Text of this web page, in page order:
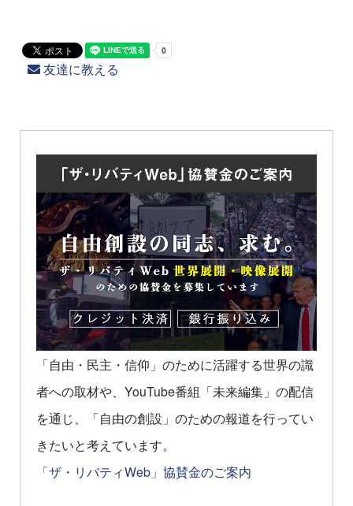
友達に教える
「自由・民主・信仰」のために活躍する世界の識
者への取材や、YouTube番組「未来編集」の配信
を通じ、「自由の創設」のための報道を行ってい
きたいと考えています。
「ザ・リバティWeb」協賛金のご案内